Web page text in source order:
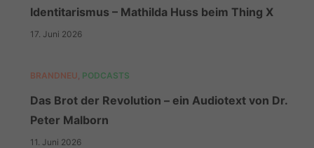
Identitarismus – Mathilda Huss beim Thing X
17. Juni 2026
BRANDNEU PODCASTS
Das Brot der Revolution – ein Audiotext von Dr.
Peter Malborn
11. Juni 2026